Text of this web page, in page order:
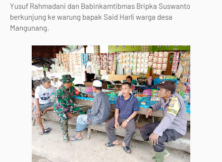
Yusuf Rahmadani dan Babinkamtibmas Bripka Suswanto
berkunjung ke warung bapak Said Harli warga desa
Mangunang.